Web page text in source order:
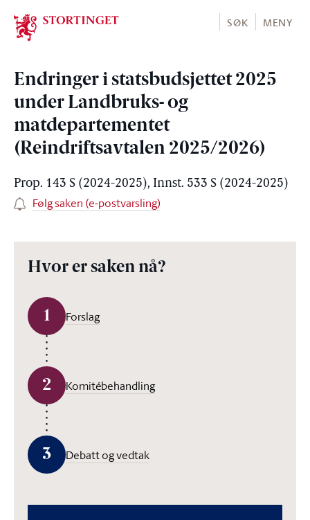
Stortinget.no
SØK MENY
Endringer i statsbudsjettet 2025
under Landbruks- og
matdepartementet
(Reindriftsavtalen 2025/2026)
Prop. 143 S (2024-2025), Innst. 533 S (2024-2025)
Følg saken (e-postvarsling)
Hvor er saken nå?
1 Forslag
2 Komitébehandling
3 Debatt og vedtak